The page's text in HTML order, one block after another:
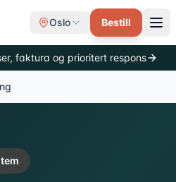
Oslo Bestill
faktura og prioritert respons